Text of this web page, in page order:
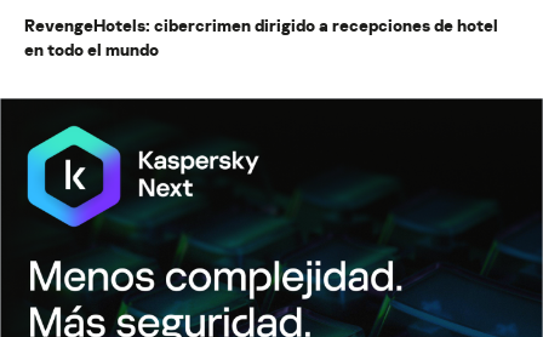
RevengeHotels: cibercrimen dirigido a recepciones de hotel
en todo el mundo